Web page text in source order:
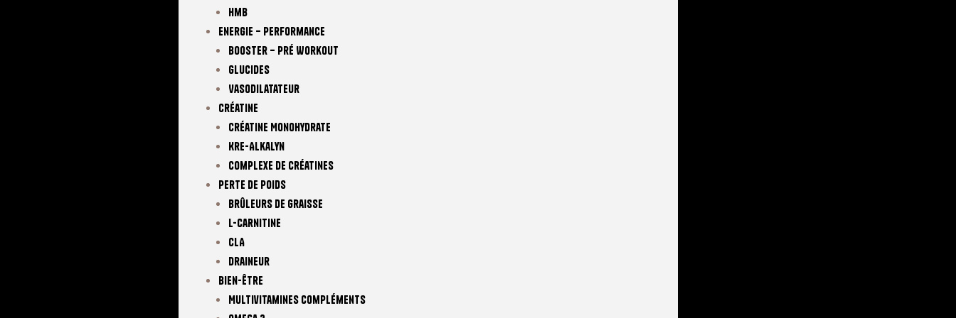
Hmb
Energie – Performance
Booster – Pré Workout
Glucides
Vasodilatateur
Créatine
Créatine Monohydrate
Kre-Alkalyn
Complexe De Créatines
Perte De Poids
Brûleurs De Graisse
L-Carnitine
CLA
Draineur
Bien-Être
Multivitamines Compléments